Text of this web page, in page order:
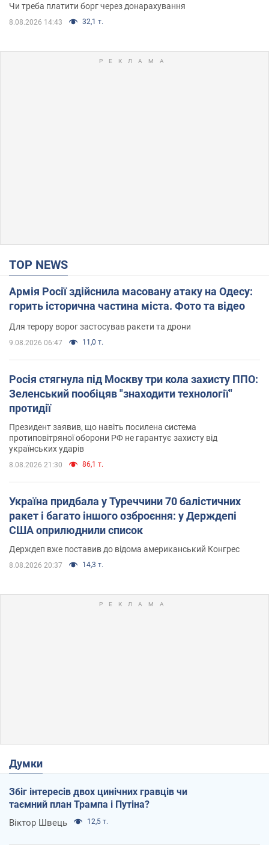
Чи треба платити борг через донарахування
8.08.2026 14:43 32,1 т.
TOP NEWS
Армія Росії здійснила масовану атаку на Одесу:
горить історична частина міста. Фото та відео
Для терору ворог застосував ракети та дрони
9.08.2026 06:47 11,0 т.
Росія стягнула під Москву три кола захисту ППО:
Зеленський пообіцяв "знаходити технології"
протидії
Президент заявив, що навіть посилена система
протиповітряної оборони РФ не гарантує захисту від
українських ударів
8.08.2026 21:30 86,1 т.
Україна придбала у Туреччини 70 балістичних
ракет і багато іншого озброєння: у Держдепі
США оприлюднили список
Держдеп вже поставив до відома американський Конгрес
8.08.2026 20:37 14,3 т.
Думки
Збіг інтересів двох цинічних гравців чи
таємний план Трампа і Путіна?
Віктор Швець 12,5 т.